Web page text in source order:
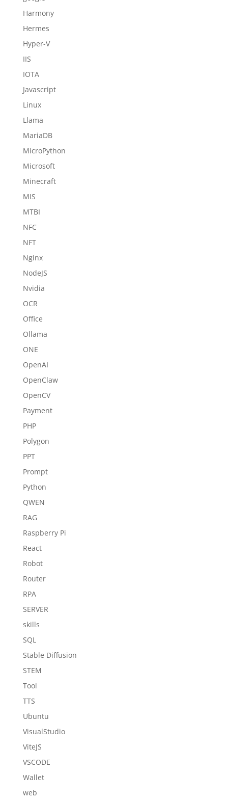
Harmony
Hermes
Hyper-V
IIS
IOTA
Javascript
Linux
Llama
MariaDB
MicroPython
Microsoft
Minecraft
MIS
MTBI
NFC
NFT
Nginx
NodeJS
Nvidia
OCR
Office
Ollama
ONE
OpenAI
OpenClaw
OpenCV
Payment
PHP
Polygon
PPT
Prompt
Python
QWEN
RAG
Raspberry Pi
React
Robot
Router
RPA
SERVER
skills
SQL
Stable Diffusion
STEM
Tool
TTS
Ubuntu
VisualStudio
ViteJS
VSCODE
Wallet
web